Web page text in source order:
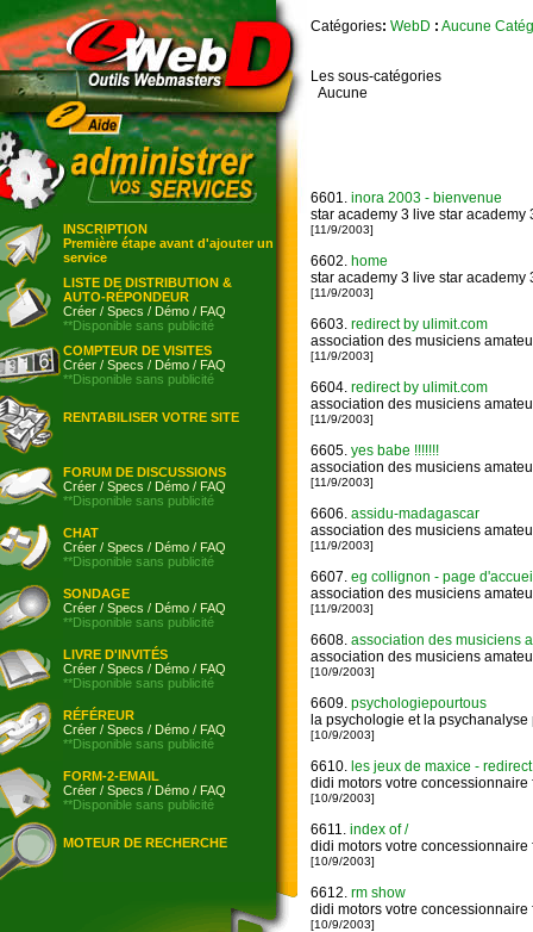
INSCRIPTION
Première étape avant d'ajouter un
service
LISTE DE DISTRIBUTION &
AUTO-RÉPONDEUR
Créer / Specs / Démo / FAQ
**Disponible sans publicité
COMPTEUR DE VISITES
Créer / Specs / Démo / FAQ
**Disponible sans publicité
RENTABILISER VOTRE SITE
FORUM DE DISCUSSIONS
Créer / Specs / Démo / FAQ
**Disponible sans publicité
CHAT
Créer / Specs / Démo / FAQ
**Disponible sans publicité
SONDAGE
Créer / Specs / Démo / FAQ
**Disponible sans publicité
LIVRE D'INVITÉS
Créer / Specs / Démo / FAQ
**Disponible sans publicité
RÉFÉREUR
Créer / Specs / Démo / FAQ
**Disponible sans publicité
FORM-2-EMAIL
Créer / Specs / Démo / FAQ
**Disponible sans publicité
MOTEUR DE RECHERCHE
Catégories: WebD : Aucune
Les sous-catégories
Aucune
6601. inora 2003 - bienvenue
star academy 3 live star
[11/9/2003]
6602. home
star academy 3 live star
[11/9/2003]
6603. redirect by ulimit.com
association des musiciens
[11/9/2003]
6604. redirect by ulimit.com
association des musiciens
[11/9/2003]
6605. yes babe !!!!!!!
association des musiciens
[11/9/2003]
6606. assidu-madagascar
association des musiciens
[11/9/2003]
6607. eg collignon - page
association des musiciens
[11/9/2003]
6608. association des musiciens
association des musiciens
[10/9/2003]
6609. psychologiepourtous
la psychologie et la
[10/9/2003]
6610. les jeux de maxice -
didi motors votre
[10/9/2003]
6611. index of /
didi motors votre
[10/9/2003]
6612. rm show
didi motors votre
[10/9/2003]